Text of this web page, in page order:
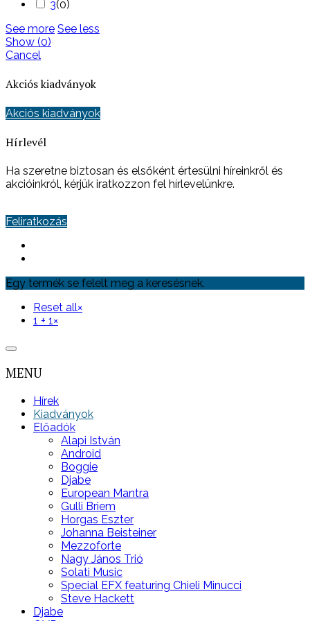
3(0)
See more See less
Show (0)
Cancel
Akciós kiadványok
Akciós kiadványok
Hírlevél
Ha szeretne biztosan és elsőként értesülni híreinkről és
akcióinkról, kérjük iratkozzon fel hírlevelünkre.
Feliratkozás
Egy termék se felelt meg a keresésnek.
Reset all×
1 + 1×
MENU
Hírek
Kiadványok
Előadók
Alapi István
Android
Boggie
Djabe
European Mantra
Gulli Briem
Horgas Eszter
Johanna Beisteiner
Mezzoforte
Nagy János Trió
Solati Music
Special EFX featuring Chieli Minucci
Steve Hackett
Djabe